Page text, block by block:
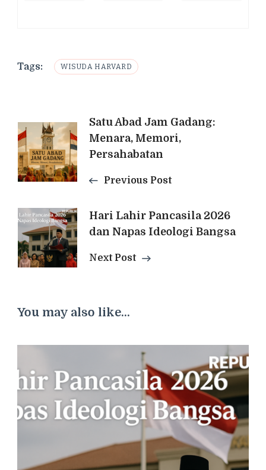
Tags: WISUDA HARVARD
Post
Navigation
Satu Abad Jam Gadang:
Menara, Memori,
Persahabatan
Previous Post
Hari Lahir Pancasila 2026
dan Napas Ideologi Bangsa
Next Post
You may also like...